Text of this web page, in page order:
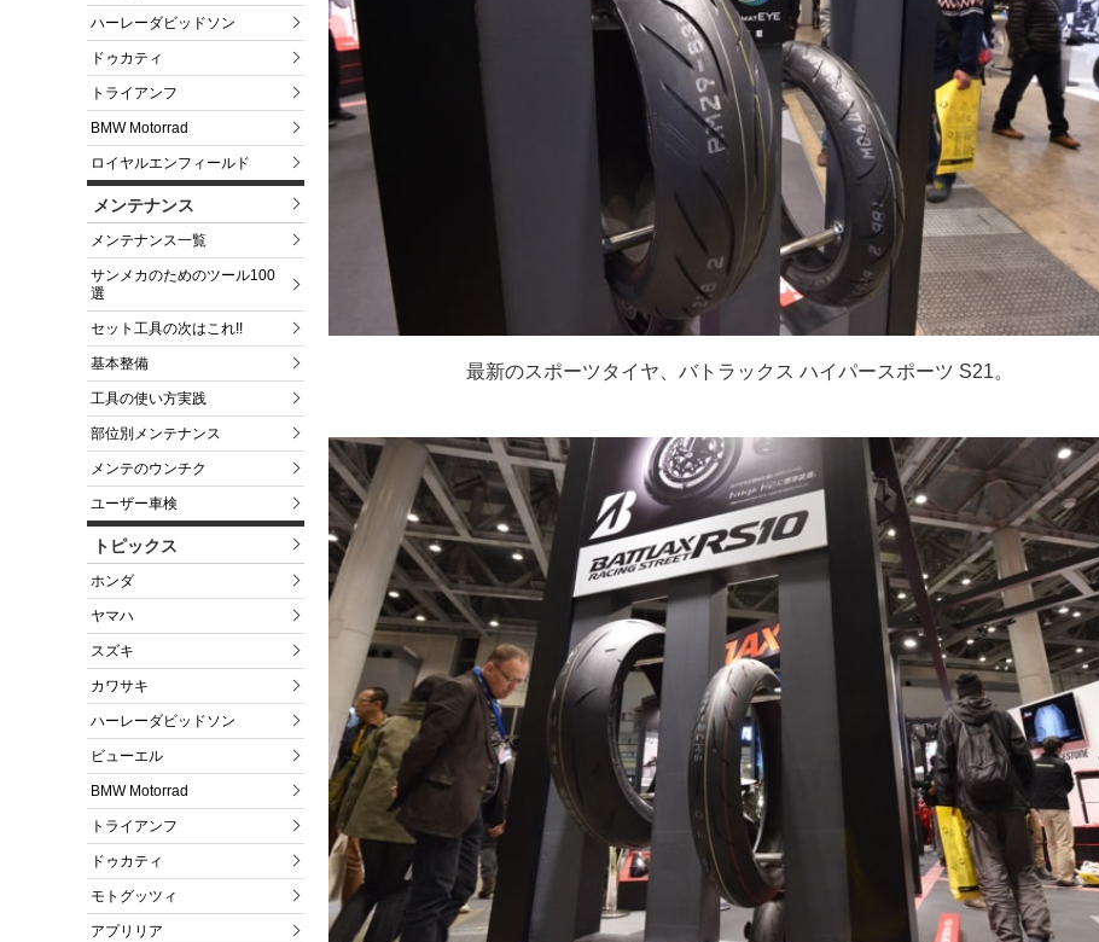
ハーレーダビッドソン
ドゥカティ
トライアンフ
BMW Motorrad
ロイヤルエンフィールド
メンテナンス
メンテナンス一覧
サンメカのためのツール100
選
セット工具の次はこれ!!
基本整備
工具の使い方実践
部位別メンテナンス
メンテのウンチク
ユーザー車検
トピックス
ホンダ
ヤマハ
スズキ
カワサキ
ハーレーダビッドソン
ビューエル
BMW Motorrad
トライアンフ
ドゥカティ
モトグッツィ
アプリリア
最新のスポーツタイヤ、バトラックス ハイパースポーツ S21。